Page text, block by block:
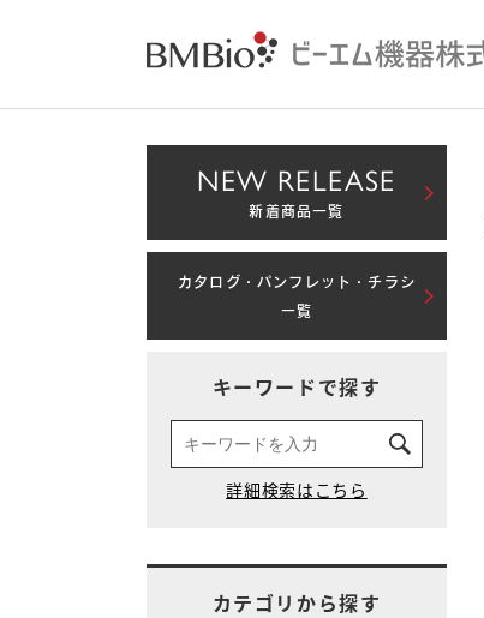
NEW RELEASE
新着商品一覧
カタログ・パンフレット・チラシ
一覧
キーワードで探す
カテゴリから探す